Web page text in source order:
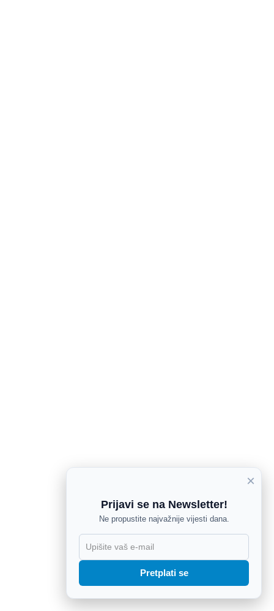
×
Prijavi se na Newsletter!
Ne propustite najvažnije vijesti dana.
Pretplati se